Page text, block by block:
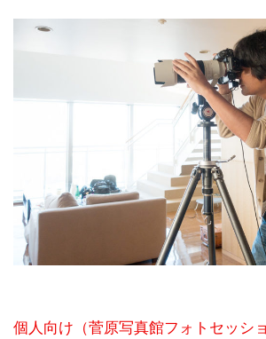
個人向け（菅原写真館フォトセッショ